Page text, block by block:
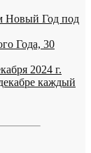
Новый Год под
Года, 30
2024 г.
каждый